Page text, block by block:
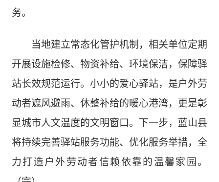
务。
当地建立常态化管护机制，相关单位定期
开展设施检修、物资补给、环境保洁，保障驿
站长效规范运行。小小的爱心驿站，是户外劳
动者遮风避雨、休整补给的暖心港湾，更是彰
显城市人文温度的文明窗口。下一步，蓝山县
将持续完善驿站服务功能、优化服务举措，全
力打造户外劳动者信赖依靠的温馨家园。